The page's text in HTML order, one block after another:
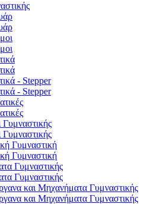
- Stepper
- Stepper
Γυμναστική
Γυμναστική
Γυμναστικής
Γυμναστικής
και Μηχανήματα Γυμναστικής
και Μηχανήματα Γυμναστικής